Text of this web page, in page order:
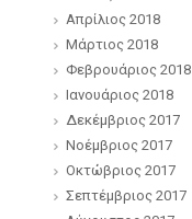
Απρίλιος 2018
Μάρτιος 2018
Φεβρουάριος 2018
Ιανουάριος 2018
Δεκέμβριος 2017
Νοέμβριος 2017
Οκτώβριος 2017
Σεπτέμβριος 2017